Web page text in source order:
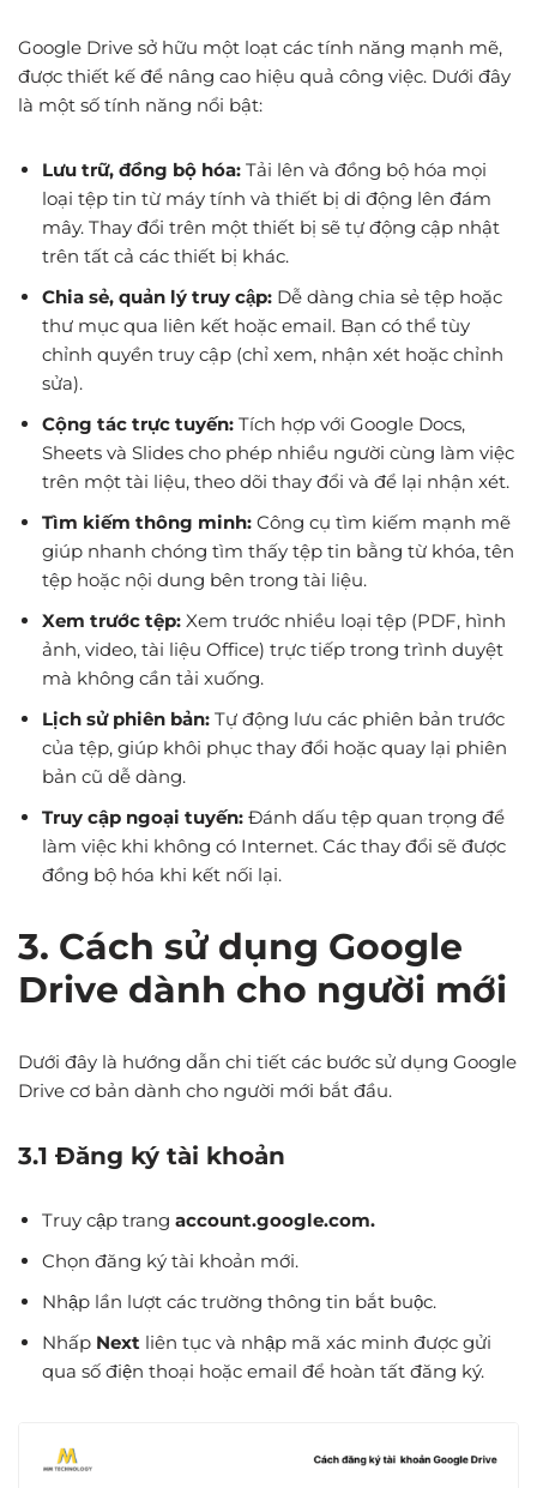
Google Drive sở hữu một loạt các tính năng mạnh mẽ,
được thiết kế để nâng cao hiệu quả công việc. Dưới đây
là một số tính năng nổi bật:
Lưu trữ, đồng bộ hóa: Tải lên và đồng bộ hóa mọi
loại tệp tin từ máy tính và thiết bị di động lên đám
mây. Thay đổi trên một thiết bị sẽ tự động cập nhật
trên tất cả các thiết bị khác.
Chia sẻ, quản lý truy cập: Dễ dàng chia sẻ tệp hoặc
thư mục qua liên kết hoặc email. Bạn có thể tùy
chỉnh quyền truy cập (chỉ xem, nhận xét hoặc chỉnh
sửa).
Cộng tác trực tuyến: Tích hợp với Google Docs,
Sheets và Slides cho phép nhiều người cùng làm việc
trên một tài liệu, theo dõi thay đổi và để lại nhận xét.
Tìm kiếm thông minh: Công cụ tìm kiếm mạnh mẽ
giúp nhanh chóng tìm thấy tệp tin bằng từ khóa, tên
tệp hoặc nội dung bên trong tài liệu.
Xem trước tệp: Xem trước nhiều loại tệp (PDF, hình
ảnh, video, tài liệu Office) trực tiếp trong trình duyệt
mà không cần tải xuống.
Lịch sử phiên bản: Tự động lưu các phiên bản trước
của tệp, giúp khôi phục thay đổi hoặc quay lại phiên
bản cũ dễ dàng.
Truy cập ngoại tuyến: Đánh dấu tệp quan trọng để
làm việc khi không có Internet. Các thay đổi sẽ được
đồng bộ hóa khi kết nối lại.
3. Cách sử dụng Google
Drive dành cho người mới
Dưới đây là hướng dẫn chi tiết các bước sử dụng Google
Drive cơ bản dành cho người mới bắt đầu.
3.1 Đăng ký tài khoản
Truy cập trang account.google.com.
Chọn đăng ký tài khoản mới.
Nhập lần lượt các trường thông tin bắt buộc.
Nhấp Next liên tục và nhập mã xác minh được gửi
qua số điện thoại hoặc email để hoàn tất đăng ký.